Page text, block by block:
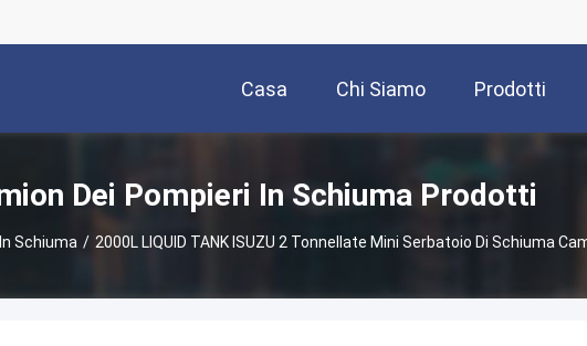
Casa Chi Siamo Prodotti
Dei Pompieri In Schiuma Prodotti
Schiuma / 2000L LIQUID TANK ISUZU 2 Tonnellate Mini Serbatoio Di Schiuma